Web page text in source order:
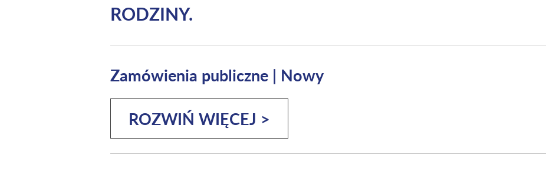
RODZINY.
Zamówienia publiczne | Nowy
ROZWIŃ WIĘCEJ >